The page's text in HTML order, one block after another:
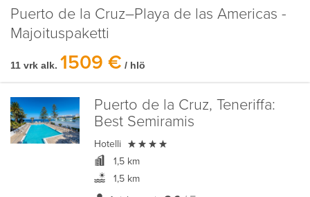
Puerto de la Cruz–Playa de las Americas -
Majoituspaketti
11 vrk alk. 1509 € / hlö
Puerto de la Cruz, Teneriffa:
Best Semiramis
Hotelli 
1,5 km
1,5 km